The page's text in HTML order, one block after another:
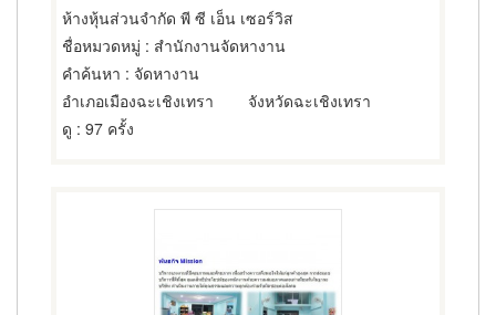
ห้างหุ้นส่วนจำกัด พี ซี เอ็น เซอร์วิส
ชื่อหมวดหมู่ : สำนักงานจัดหางาน
คำค้นหา : จัดหางาน
อำเภอเมืองฉะเชิงเทรา
จังหวัดฉะเชิงเทรา
ดู : 97 ครั้ง